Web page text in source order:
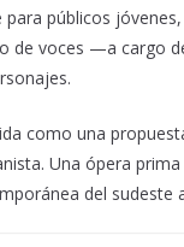
para públicos
de voces —a cargo
como una
Una ópera
del sudeste